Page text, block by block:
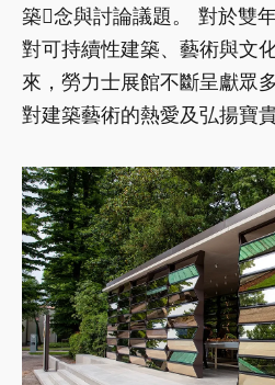
築􀀀念與討論議題。 對於雙
對可持續性建築、藝術與文
來，勞力士展館不斷呈獻眾
對建築藝術的熱愛及弘揚寶